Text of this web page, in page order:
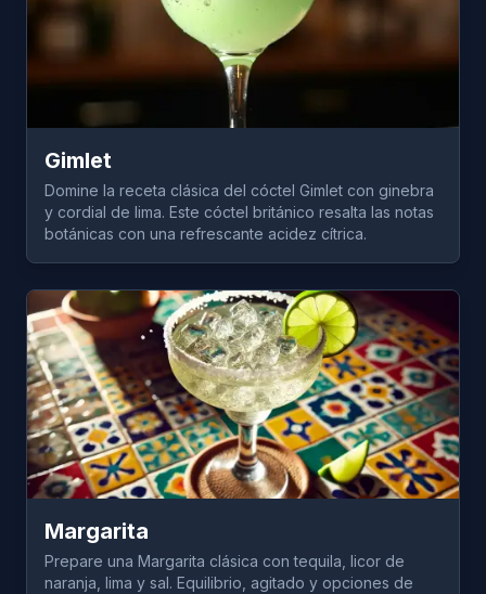
Gimlet
Domine la receta clásica del cóctel Gimlet con ginebra
y cordial de lima. Este cóctel británico resalta las notas
botánicas con una refrescante acidez cítrica.
Margarita
Prepare una Margarita clásica con tequila, licor de
naranja, lima y sal. Equilibrio, agitado y opciones de